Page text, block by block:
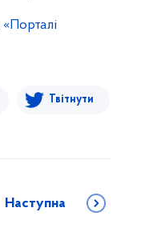
«Порталі
Твітнути
Наступна